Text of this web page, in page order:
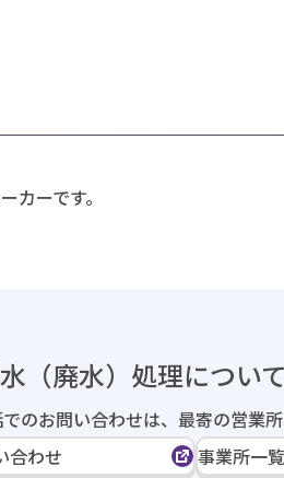
カーです。
（廃水）処理につい
のお問い合わせは、 最寄の営業
合わせ
事業所一覧